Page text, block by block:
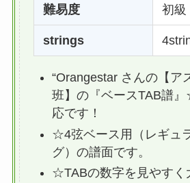
難易度 初級
strings
“Orangestar さんの【ア
班】の『ベースTAB譜
応です！
☆4弦ベース用（レギュ
グ）の譜面です。
☆TABの数字を見やすく